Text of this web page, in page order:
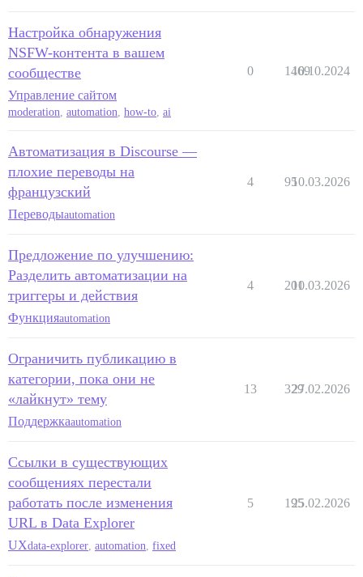
Настройка обнаружения
NSFW-контента в вашем
сообществе
Управление сайтом
moderation, automation, how-to, ai
0 1469
10.10.2024
Автоматизация в Discourse —
плохие переводы на
французский
Переводыautomation
4 9510.03.2026
Предложение по улучшению:
Разделить автоматизации на
триггеры и действия
Функцияautomation
4 201
10.03.2026
Ограничить публикацию в
категории, пока они не
«лайкнут» тему
Поддержкаautomation
13 329
27.02.2026
Ссылки в существующих
сообщениях перестали
работать после изменения
URL в Data Explorer
UXdata-explorer automation fixed
5 195
25.02.2026